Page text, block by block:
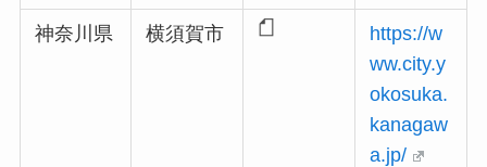
神奈川県 横須賀市
https://w
ww.city.y
okosuka.
kanagaw
a.jp/